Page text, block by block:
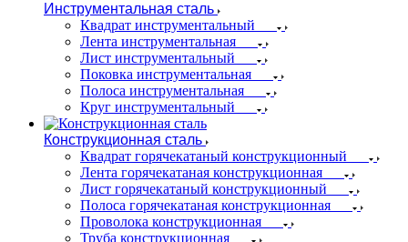
Инструментальная сталь
Квадрат инструментальный
Лента инструментальная
Лист инструментальный
Поковка инструментальная
Полоса инструментальная
Круг инструментальный
Конструкционная сталь
Квадрат горячекатаный конструкционный
Лента горячекатаная конструкционная
Лист горячекатаный конструкционный
Полоса горячекатаная конструкционная
Проволока конструкционная
Труба конструкционная